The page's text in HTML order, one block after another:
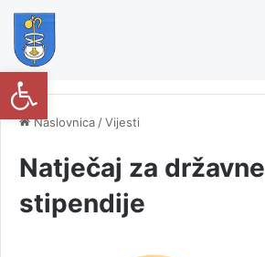
Naslovnica /Vijesti
Natječaj za državne
stipendije
Open toolbar